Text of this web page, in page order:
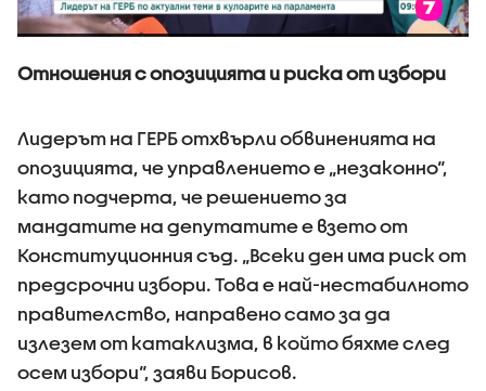
Отношения с опозицията и риска от избори
Лидерът на ГЕРБ отхвърли обвиненията на
опозицията, че управлението е „незаконно“,
като подчерта, че решението за
мандатите на депутатите е взето от
Конституционния съд. „Всеки ден има риск от
предсрочни избори. Това е най-нестабилното
правителство, направено само за да
излезем от катаклизма, в който бяхме след
осем избори“, заяви Борисов.